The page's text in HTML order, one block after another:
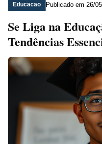
Educacao Publicado em 26/
Se Liga na
Tendências